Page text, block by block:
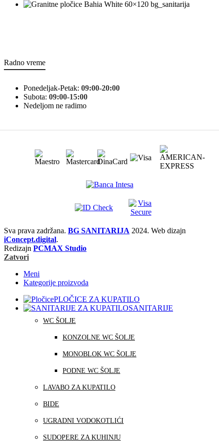
bg_sanitarija
Radno vreme
Ponedeljak-Petak: 09:00-20:00
Subota: 09:00-15:00
Nedeljom ne radimo
Sva prava zadržana. BG SANITARIJA 2024. Web dizajn
iConcept.digital.
Redizajn PCMAX Studio
Zatvori
Meni
Kategorije proizvoda
PLOČICE ZA KUPATILO
SANITARIJE
WC ŠOLJE
KONZOLNE WC ŠOLJE
MONOBLOK WC ŠOLJE
PODNE WC ŠOLJE
LAVABO ZA KUPATILO
BIDE
UGRADNI VODOKOTLIĆI
SUDOPERE ZA KUHINJU